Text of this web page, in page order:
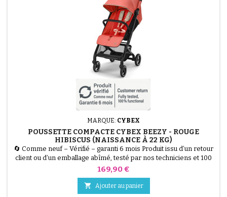
MARQUE: CYBEX
POUSSETTE COMPACTE CYBEX BEEZY - ROUGE
HIBISCUS (NAISSANCE À 22 KG)
🔄 Comme neuf – Vérifié – garanti 6 mois Produit issu d’un retour
client ou d’un emballage abîmé, testé par nos techniciens et 100
% fonctionnel. La Poussette CYBEX Beezy en couleur Rouge
offrir un confort maximal sans faire de compromis sur la
praticité, elle est utilisable dès la naissance...
Prix
169,90 €
 Ajouter au panier